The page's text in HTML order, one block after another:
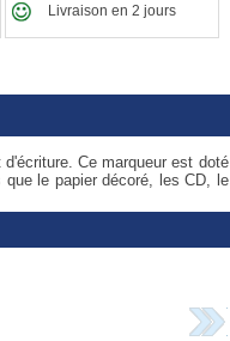
Livraison en 2 jours
Ce marqueur est doté
le papier décoré, les CD, le